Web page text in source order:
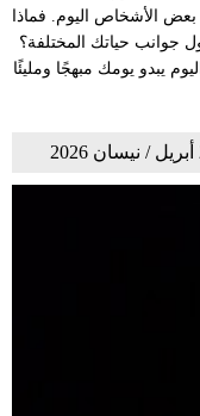
بعض الأشخاص اليوم. فماذا
جوانب حياتك المختلفة؟
يبدو يومك مبهجًا ومليئًا